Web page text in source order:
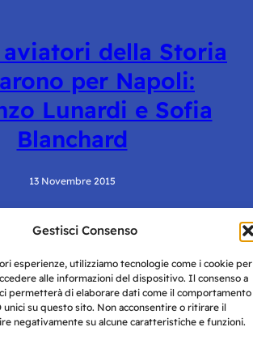
Gestisci Consenso
esperienze, utilizziamo tecnologie come i cookie per
alle informazioni del dispositivo. Il consenso a
permetterà di elaborare dati come il comportamento
unici su questo sito. Non acconsentire o ritirare il
negativamente su alcune caratteristiche e funzioni.
della Storia
per Napoli:
Lunardi e Sofia
Blanchard
13 Novembre 2015